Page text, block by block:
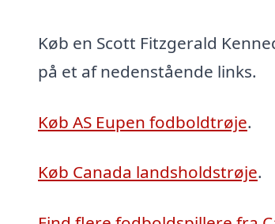
Køb en Scott Fitzgerald
på et af nedenstående links.
Køb AS Eupen fodboldtrøje.
Køb Canada landsholdstrøje.